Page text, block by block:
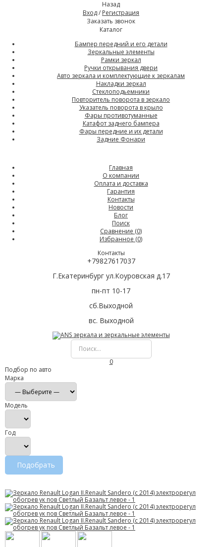
Назад
Вход/ Регистрация
Заказать звонок
Каталог
Бампер передний и его детали
Зеркальные элементы
Рамки зеркал
Ручки открывания двери
Авто зеркала и комплектующие к зеркалам
Накладки зеркал
Стеклоподьемники
Повторитель поворота в зеркало
Указатель поворота в крыло
Фары противотуманные
Катафот заднего бампера
Фары передние и их детали
Задние Фонари
Главная
О компании
Оплата и доставка
Гарантия
Контакты
Новости
Блог
Поиск
Сравнение (0)
Избранное (0)
Контакты
+79827617037
Г.Екатеринбург ул.Коуровская д.17
пн-пт 10-17
сб.Выходной
вс. Выходной
0
Подбор по авто
Марка
Модель
Год
Подобрать